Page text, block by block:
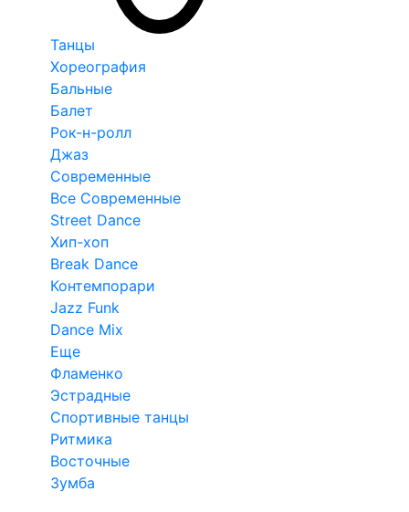
Танцы
Хореография
Бальные
Балет
Рок-н-ролл
Джаз
Современные
Все Современные
Street Dance
Хип-хоп
Break Dance
Контемпорари
Jazz Funk
Dance Mix
Еще
Фламенко
Эстрадные
Спортивные танцы
Ритмика
Восточные
Зумба